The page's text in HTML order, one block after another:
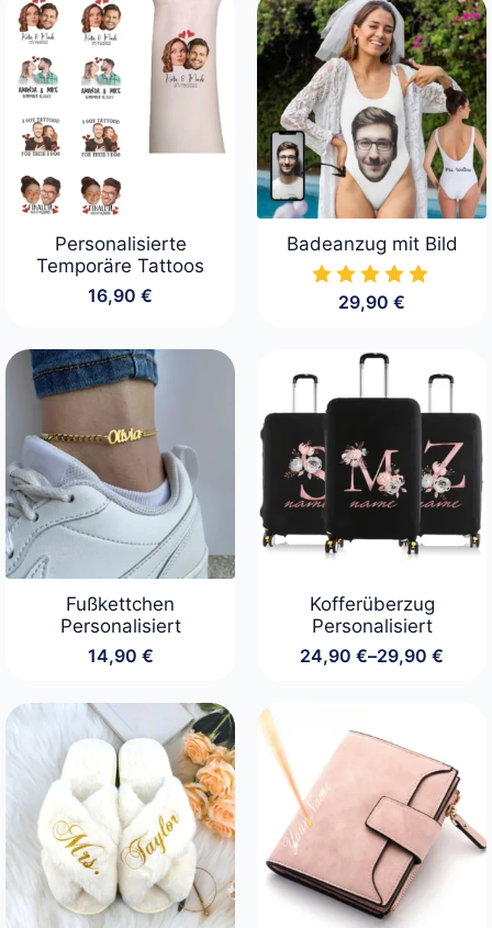
129,00 €
99,00 €.
Personalisierte
Temporäre Tattoos
16,90 €
Badeanzug mit Bild
29,90 €
Fußkettchen
Personalisiert
14,90 €
Kofferüberzug
Personalisiert
24,90 €–29,90 €
Preisspanne: